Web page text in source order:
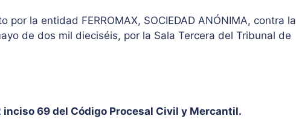
por la entidad FERROMAX, SOCIEDAD ANÓNIMA, contra la
de dos mil dieciséis, por la Sala Tercera del Tribunal de
inciso 69 del Código Procesal Civil y Mercantil.